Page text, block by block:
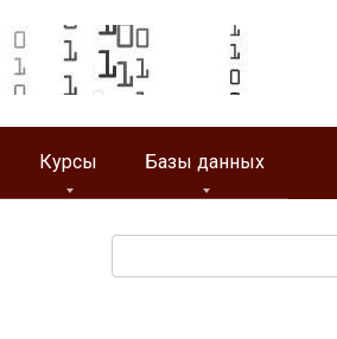
Курсы Базы данных